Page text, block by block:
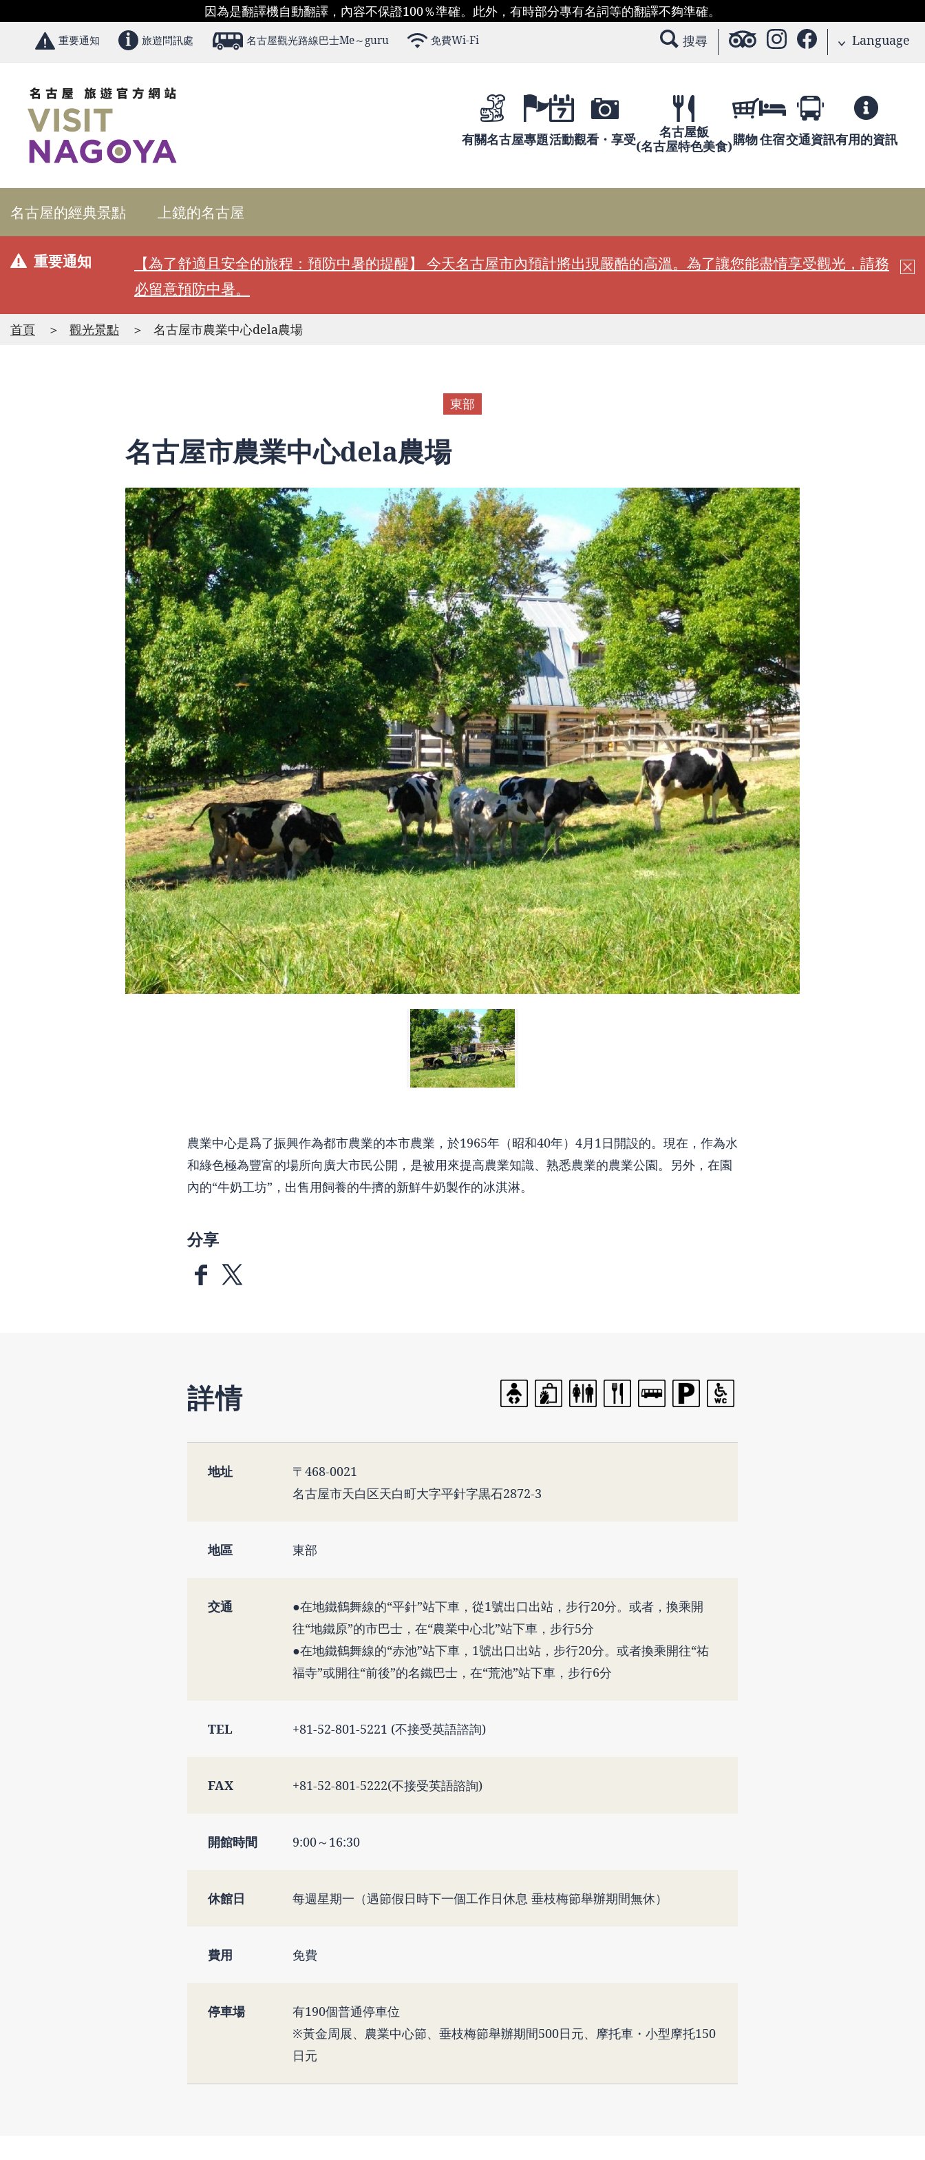
因為是翻譯機自動翻譯，內容不保證100％準確。此外，有時部分專有名詞等的翻譯不夠準確。
重要通知 旅遊問訊處 名古屋觀光路線巴士Me～guru 免費Wi-Fi 搜尋 Language
有關名古屋專題活動觀看・享受
名古屋飯
(名古屋特色美食)購物住宿交通資訊有用的資訊
名古屋的經典景點 上鏡的名古屋
重要通知
【為了舒適且安全的旅程：預防中暑的提醒】 今天名古屋市內預計將出現嚴酷的高溫。為了讓您能盡情享受觀光，請務
必留意預防中暑。
首頁 觀光景點 名古屋市農業中心dela農場
東部
名古屋市農業中心dela農場
農業中心是爲了振興作為都市農業的本市農業，於1965年（昭和40年）4月1日開設的。現在，作為水
和綠色極為豐富的場所向廣大市民公開，是被用來提高農業知識、熟悉農業的農業公園。另外，在園
內的“牛奶工坊”，出售用飼養的牛擠的新鮮牛奶製作的冰淇淋。
分享
詳情
地址
〒468-0021
名古屋市天白区天白町大字平針字黒石2872-3
地區 東部
交通
●在地鐵鶴舞線的“平針”站下車，從1號出口出站，步行20分。或者，換乘開
往“地鐵原”的市巴士，在“農業中心北”站下車，步行5分
●在地鐵鶴舞線的“赤池”站下車，1號出口出站，步行20分。或者換乘開往“祐
福寺”或開往“前後”的名鐵巴士，在“荒池”站下車，步行6分
TEL +81-52-801-5221 (不接受英語諮詢)
FAX +81-52-801-5222(不接受英語諮詢)
開館時間 9:00～16:30
休館日 每週星期一（遇節假日時下一個工作日休息 垂枝梅節舉辦期間無休）
費用 免費
停車場
有190個普通停車位
※黃金周展、農業中心節、垂枝梅節舉辦期間500日元、摩托車・小型摩托150
日元